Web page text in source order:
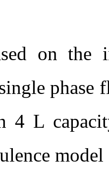
on the
phase
4 L